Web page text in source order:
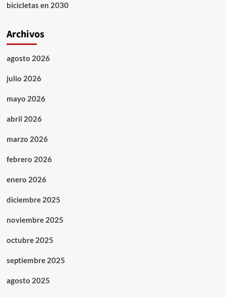
bicicletas en 2030
Archivos
agosto 2026
julio 2026
mayo 2026
abril 2026
marzo 2026
febrero 2026
enero 2026
diciembre 2025
noviembre 2025
octubre 2025
septiembre 2025
agosto 2025